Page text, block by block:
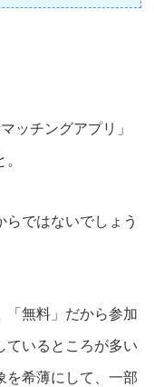
ッチングアプリ」
らではないでしょう
「無料」だから参加
ているところが多い
を希薄にして、一部